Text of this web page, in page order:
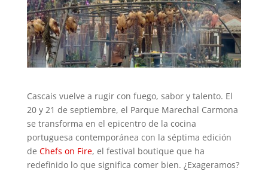
Cascais vuelve a rugir con fuego, sabor y talento. El
20 y 21 de septiembre, el Parque Marechal Carmona
se transforma en el epicentro de la cocina
portuguesa contemporánea con la séptima edición
de Chefs on Fire, el festival boutique que ha
redefinido lo que significa comer bien. ¿Exageramos?